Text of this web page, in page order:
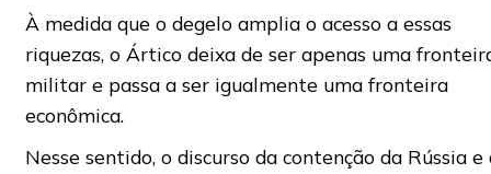
À medida que o degelo amplia o acesso a essas
riquezas, o Ártico deixa de ser apenas uma
militar e passa a ser igualmente uma fronteira
econômica.
Nesse sentido, o discurso da contenção da Rússia e